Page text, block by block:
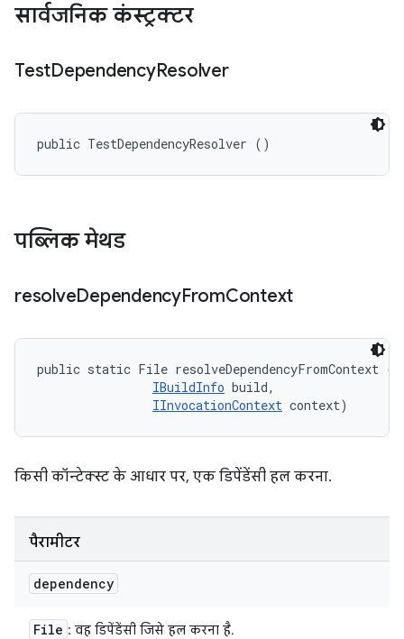
सार्वजनिक कंस्ट्रक्टर
TestDependencyResolver
public TestDependencyResolver ()
पब्लिक मेथड
resolveDependencyFromContext
public static File resolveDependencyFromContext
IBuildInfo build,
IInvocationContext context)
किसी कॉन्टेक्स्ट के आधार पर, एक डिपेंडेंसी हल करना.
पैरामीटर
dependency
File : वह डिपेंडेंसी जिसे हल करना है.